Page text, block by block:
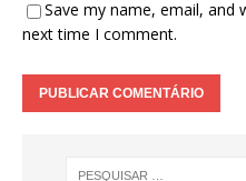
Save my name, email, and
next time I comment.